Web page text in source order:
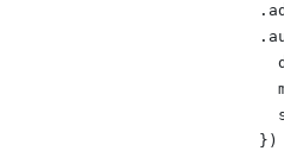
          })